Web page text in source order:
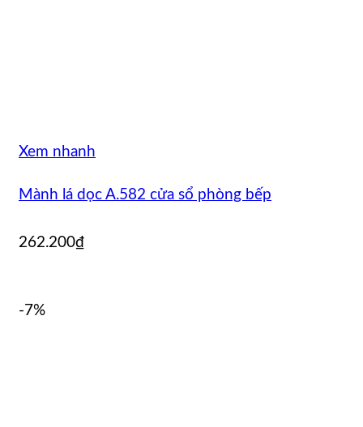
Xem nhanh
Mành lá dọc A.582 cửa sổ phòng bếp
262.200₫
-7%